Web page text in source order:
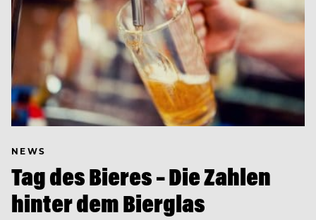
NEWS
Tag des Bieres – Die Zahlen
hinter dem Bierglas